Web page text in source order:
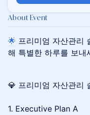
About Event
🌟 프리미엄 자산관리
해 특별한 하루를 보내
💎 프리미엄 자산관리
1. Executive Plan A